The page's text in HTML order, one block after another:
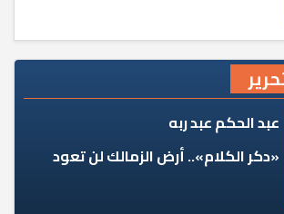
عبد الحكم عبد ربه
«دكر الكلام».. أرض الزمالك لن تعود